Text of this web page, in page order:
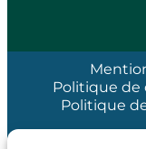
Politique
Politique